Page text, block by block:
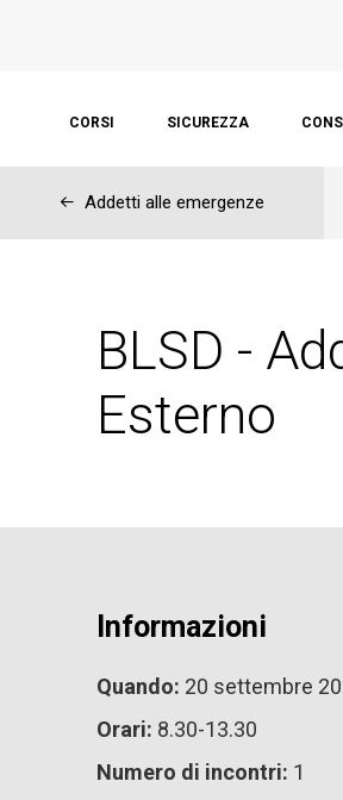
SICUREZZA
CORSI
← Addetti alle emergenze
BLSD -
Esterno
Informazioni
Quando: 20 settembre
Orari: 8.30-13.30
Numero di incontri: 1